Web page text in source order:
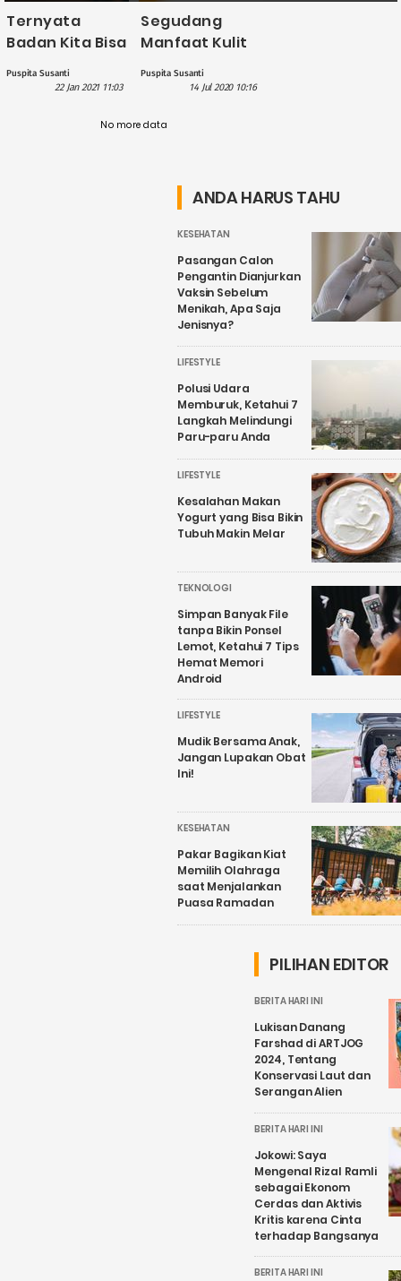
Ternyata
Badan Kita Bisa
Gemuk Jika
Konsumsi
di Malam Hari
Puspita Susanti
22 Jan 2021 11:03
Segudang
Manfaat Kulit
Jeruk yang
Tidak Terduga
Puspita Susanti
14 Jul 2020 10:16
No more data
ANDA HARUS TAHU
KESEHATAN
Pasangan Calon
Pengantin Dianjurkan
Vaksin Sebelum
Menikah, Apa Saja
Jenisnya?
LIFESTYLE
Polusi Udara
Memburuk, Ketahui 7
Langkah Melindungi
Paru-paru Anda
LIFESTYLE
Kesalahan Makan
Yogurt yang Bisa Bikin
Tubuh Makin Melar
TEKNOLOGI
Simpan Banyak File
tanpa Bikin Ponsel
Lemot, Ketahui 7 Tips
Hemat Memori
Android
LIFESTYLE
Mudik Bersama Anak,
Jangan Lupakan Obat
Ini!
KESEHATAN
Pakar Bagikan Kiat
Memilih Olahraga
saat Menjalankan
Puasa Ramadan
PILIHAN EDITOR
BERITA HARI INI
Lukisan Danang
Farshad di ARTJOG
2024, Tentang
Konservasi Laut dan
Serangan Alien
BERITA HARI INI
Jokowi: Saya
Mengenal Rizal Ramli
sebagai Ekonom
Cerdas dan Aktivis
Kritis karena Cinta
terhadap Bangsanya
BERITA HARI INI